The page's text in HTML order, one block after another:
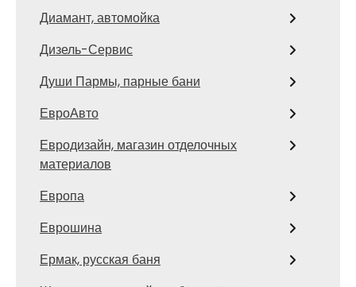
Диамант, автомойка
Дизель-Сервис
Души Пармы, парные бани
ЕвроАвто
Евродизайн, магазин отделочных
материалов
Европа
Еврошина
Ермак, русская баня